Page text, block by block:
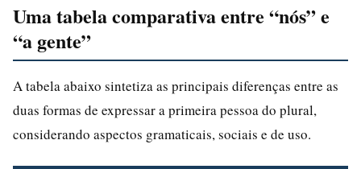
Uma tabela comparativa entre “nós” e
“a gente”
A tabela abaixo sintetiza as principais diferenças entre as
duas formas de expressar a primeira pessoa do plural,
considerando aspectos gramaticais, sociais e de uso.